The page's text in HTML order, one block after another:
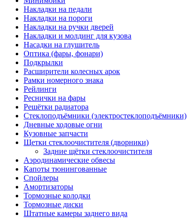
Накладки на педали
Накладки на пороги
Накладки на ручки дверей
Накладки и молдинг для кузова
Насадки на глушитель
Оптика (фары, фонари)
Подкрылки
Расширители колесных арок
Рамки номерного знака
Рейлинги
Реснички на фары
Решётки радиатора
Стеклоподъёмники (электростеклоподъёмники)
Дневные ходовые огни
Кузовные запчасти
Щетки стеклоочистителя (дворники)
Задние щётки стеклоочистителя
Аэродинамические обвесы
Капоты тюнингованные
Спойлеры
Амортизаторы
Тормозные колодки
Тормозные диски
Штатные камеры заднего вида